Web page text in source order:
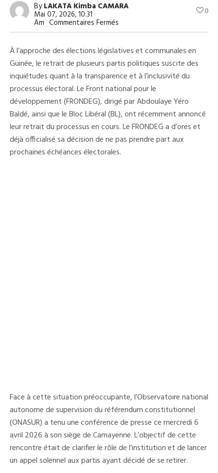
ByLAKATA Kimba CAMARA
Mai 07, 2026, 10:31
Am Commentaires Fermés
Guinée
L’ONASUR
Appelle
Au
Retour
Du
FRONDEG
Et
Du
Bloc
Libéral
Dans
Le
Processus
Électoral
0
À l’approche des élections législatives et communales en
Guinée, le retrait de plusieurs partis politiques suscite des
inquiétudes quant à la transparence et à l’inclusivité du
processus électoral. Le Front national pour le
développement (FRONDEG), dirigé par Abdoulaye Yéro
Baldé, ainsi que le Bloc Libéral (BL), ont récemment annoncé
leur retrait du processus en cours. Le FRONDEG a d’ores et
déjà officialisé sa décision de ne pas prendre part aux
prochaines échéances électorales.
Face à cette situation préoccupante, l’Observatoire national
autonome de supervision du référendum constitutionnel
(ONASUR) a tenu une conférence de presse ce mercredi 6
avril 2026 à son siège de Camayenne. L’objectif de cette
rencontre était de clarifier le rôle de l’institution et de lancer
un appel solennel aux partis ayant décidé de se retirer.